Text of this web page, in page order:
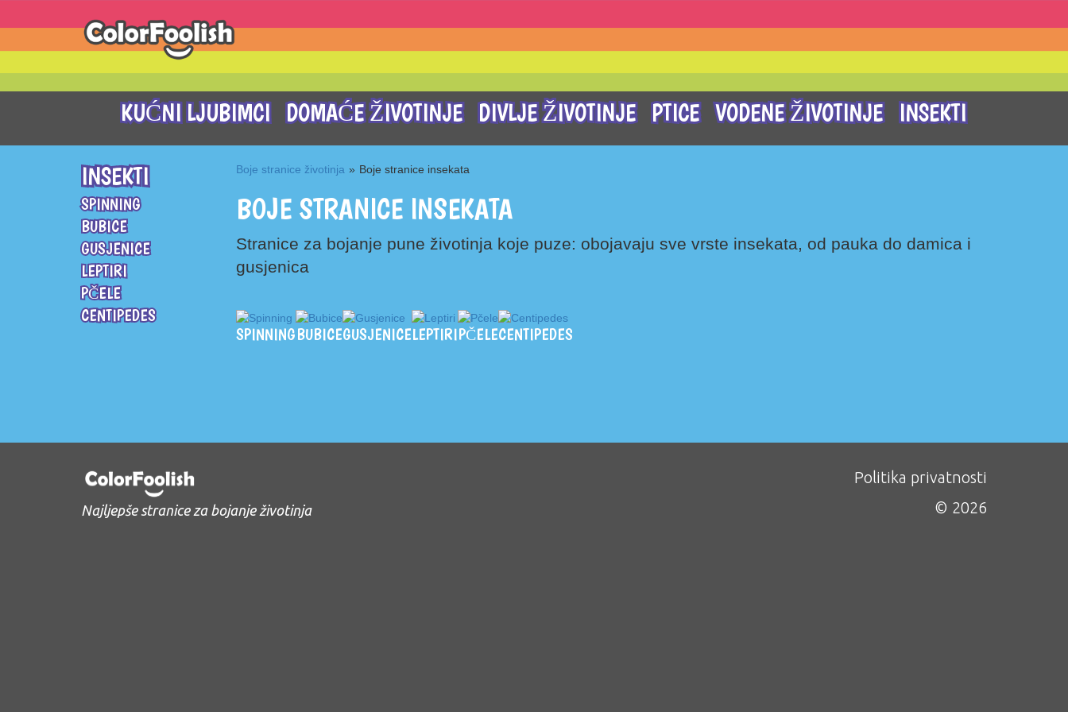
KUĆNI LJUBIMCI DOMAĆE ŽIVOTINJE DIVLJE ŽIVOTINJE PTICE VODENE ŽIVOTINJE INSEKTI
INSEKTI
SPINNING
BUBICE
GUSJENICE
LEPTIRI
PČELE
CENTIPEDES
Boje stranice životinja » Boje stranice insekata
BOJE STRANICE INSEKATA
Stranice za bojanje pune životinja koje puze: obojavaju sve vrste insekata, od pauka do damica i
gusjenica
SPINNINGBUBICEGUSJENICELEPTIRIPČELECENTIPEDES
Najljepše stranice za bojanje životinja
Politika privatnosti
© 2026